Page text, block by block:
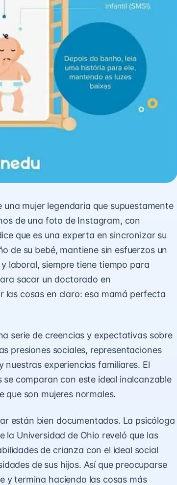
mujer legendaria que supuestamente
de una foto de Instagram, con
que es una experta en sincronizar su
de su bebé, mantiene sin esfuerzos un
laboral, siempre tiene tiempo para
sacar un doctorado en
las cosas en claro: esa mamá perfecta
serie de creencias y expectativas sobre
presiones sociales, representaciones
nuestras experiencias familiares. El
comparan con este ideal inalcanzable
que son mujeres normales.
están bien documentados. La psicóloga
la Universidad de Ohio reveló que las
de crianza con el ideal social
de sus hijos. Así que preocuparse
y termina haciendo las cosas más